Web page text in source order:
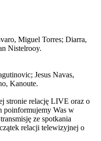
Miguel Torres; Diarra,
Nistelrooy.
Jesus Navas,
Kanoute.
stronie relację LIVE oraz o
poinformujemy Was w
ze spotkania
relacji telewizyjnej o